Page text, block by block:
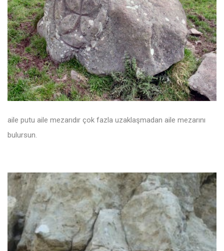
aile putu aile mezarıdır çok fazla uzaklaşmadan aile mezarını
bulursun.